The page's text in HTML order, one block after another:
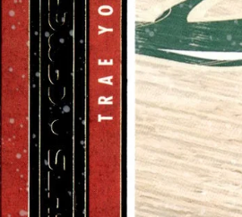
ULTRA PRO PLATINUM - 1 KS
7 Kč